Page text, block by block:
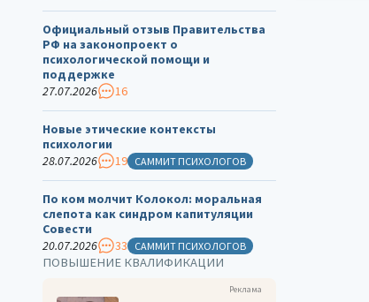
Официальный отзыв Правительства
РФ на законопроект о
психологической помощи и
поддержке
27.07.2026
16
Новые этические контексты
психологии
28.07.2026
19 САММИТ ПСИХОЛОГОВ
По ком молчит Колокол: моральная
слепота как синдром капитуляции
Совести
20.07.2026
33 САММИТ ПСИХОЛОГОВ
ПОВЫШЕНИЕ КВАЛИФИКАЦИИ
Реклама